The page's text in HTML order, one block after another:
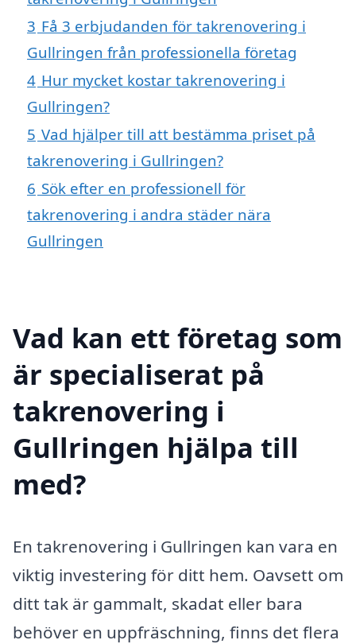
3 Få 3 erbjudanden för takrenovering i
Gullringen från professionella företag
4 Hur mycket kostar takrenovering i
Gullringen?
5 Vad hjälper till att bestämma priset på
takrenovering i Gullringen?
6 Sök efter en professionell för
takrenovering i andra städer nära
Gullringen
Vad kan ett företag som
är specialiserat på
takrenovering i
Gullringen hjälpa till
med?
En takrenovering i Gullringen kan vara en
viktig investering för ditt hem. Oavsett om
ditt tak är gammalt, skadat eller bara
behöver en uppfräschning, finns det flera